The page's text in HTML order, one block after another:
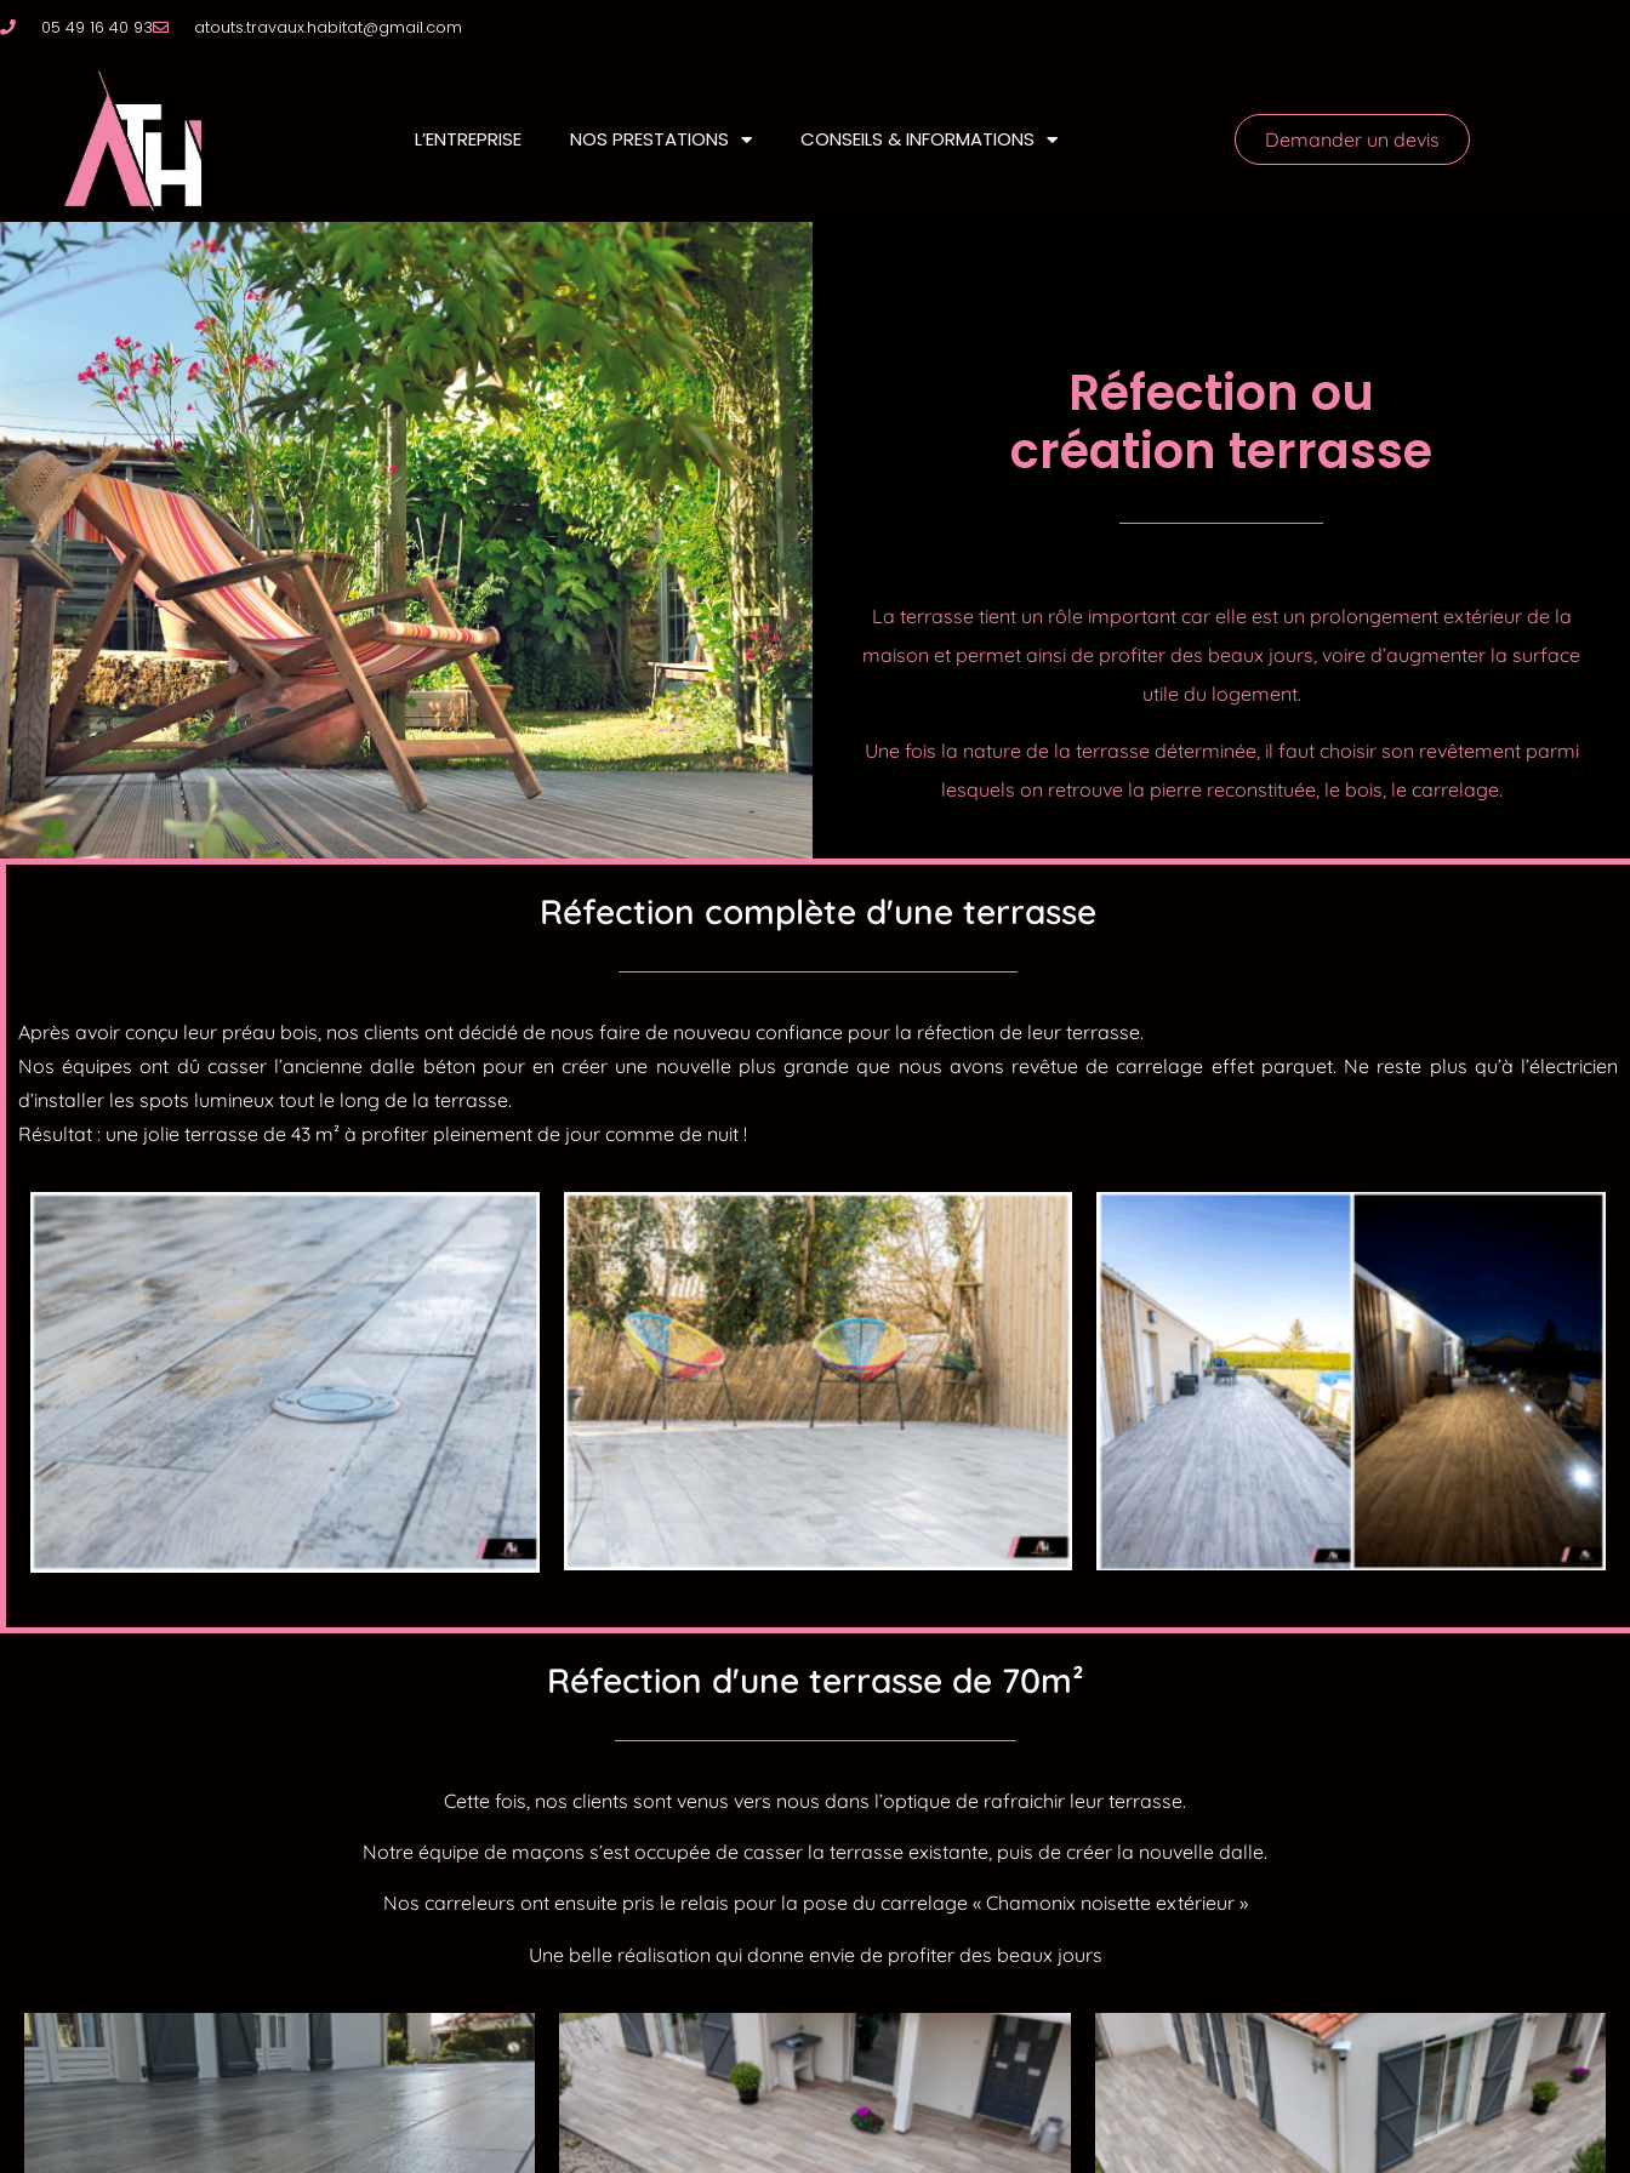
05 49 16 40 93 atouts.travaux.habitat@gmail.com
L’ENTREPRISE NOS PRESTATIONS CONSEILS & INFORMATIONS Demander un devis
Réfection ou création terrasse bois carrelage
Réfection ou
création terrasse
La terrasse tient un rôle important car elle est un prolongement extérieur de la
maison et permet ainsi de profiter des beaux jours, voire d’augmenter la surface
utile du logement.
Une fois la nature de la terrasse déterminée, il faut choisir son revêtement parmi
lesquels on retrouve la pierre reconstituée, le bois, le carrelage.
Réfection complète d'une terrasse
Après avoir conçu leur préau bois, nos clients ont décidé de nous faire de nouveau confiance pour la réfection de leur terrasse.
Nos équipes ont dû casser l’ancienne dalle béton pour en créer une nouvelle plus grande que nous avons revêtue de carrelage effet parquet. Ne reste plus qu’à l’électricien
d’installer les spots lumineux tout le long de la terrasse.
Résultat : une jolie terrasse de 43 m² à profiter pleinement de jour comme de nuit !
Réfection d'une terrasse de 70m²
Cette fois, nos clients sont venus vers nous dans l’optique de rafraichir leur terrasse.
Notre équipe de maçons s’est occupée de casser la terrasse existante, puis de créer la nouvelle dalle.
Nos carreleurs ont ensuite pris le relais pour la pose du carrelage « Chamonix noisette extérieur »
Une belle réalisation qui donne envie de profiter des beaux jours